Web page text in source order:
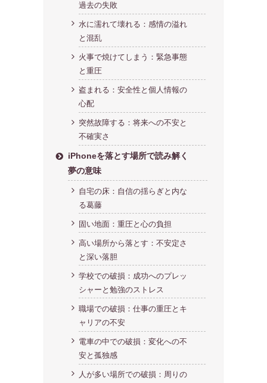
過去の失敗
水に濡れて壊れる：感情の溢れ
と混乱
火事で焼けてしまう：緊急事態
と重圧
盗まれる：安全性と個人情報の
心配
突然故障する：将来への不安と
不確実さ
iPhoneを落とす場所で読み解く
夢の意味
自宅の床：自信の揺らぎと内な
る葛藤
固い地面：重圧と心の負担
高い場所から落とす：不安定さ
と深い落胆
学校での破損：成功へのプレッ
シャーと勉強のストレス
職場での破損：仕事の重圧とキ
ャリアの不安
電車の中での破損：変化への不
安と孤独感
人が多い場所での破損：周りの